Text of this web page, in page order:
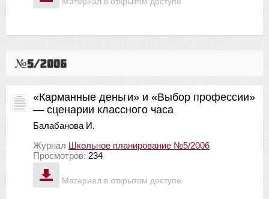
№5/2006
Материал в открытом доступе
«Карманные деньги» и «Выбор профессии»
— сценарии классного часа
Балабанова И.
Журнал Школьное планирование №5/2006
Просмотров: 234